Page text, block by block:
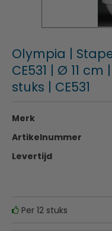
Olympia |
CE531 | Ø 11
stuks | CE531
Merk
Artikelnummer
Levertijd
Per 12 stuks